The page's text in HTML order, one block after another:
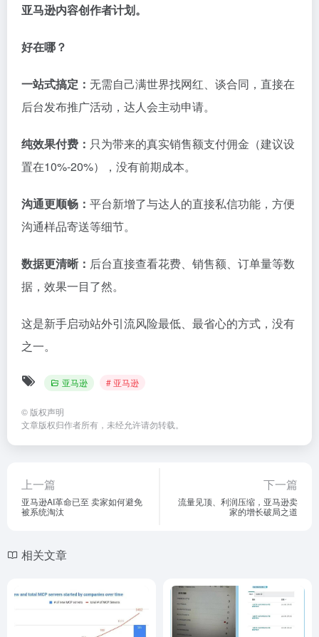
亚马逊内容创作者计划。
好在哪？
一站式搞定： 无需自己满世界找网红、谈合同，直接在
后台发布推广活动，达人会主动申请。
纯效果付费： 只为带来的真实销售额支付佣金（建议设
置在10%-20%），没有前期成本。
沟通更顺畅： 平台新增了与达人的直接私信功能，方便
沟通样品寄送等细节。
数据更清晰： 后台直接查看花费、销售额、订单量等数
据，效果一目了然。
这是新手启动站外引流风险最低、最省心的方式，没有
之一。
亚马逊 # 亚马逊
© 版权声明
文章版权归作者所有，未经允许请勿转载。
上一篇
亚马逊AI革命已至 卖家如何避免
被系统淘汰
下一篇
流量见顶、利润压缩，亚马逊卖
家的增长破局之道
相关文章